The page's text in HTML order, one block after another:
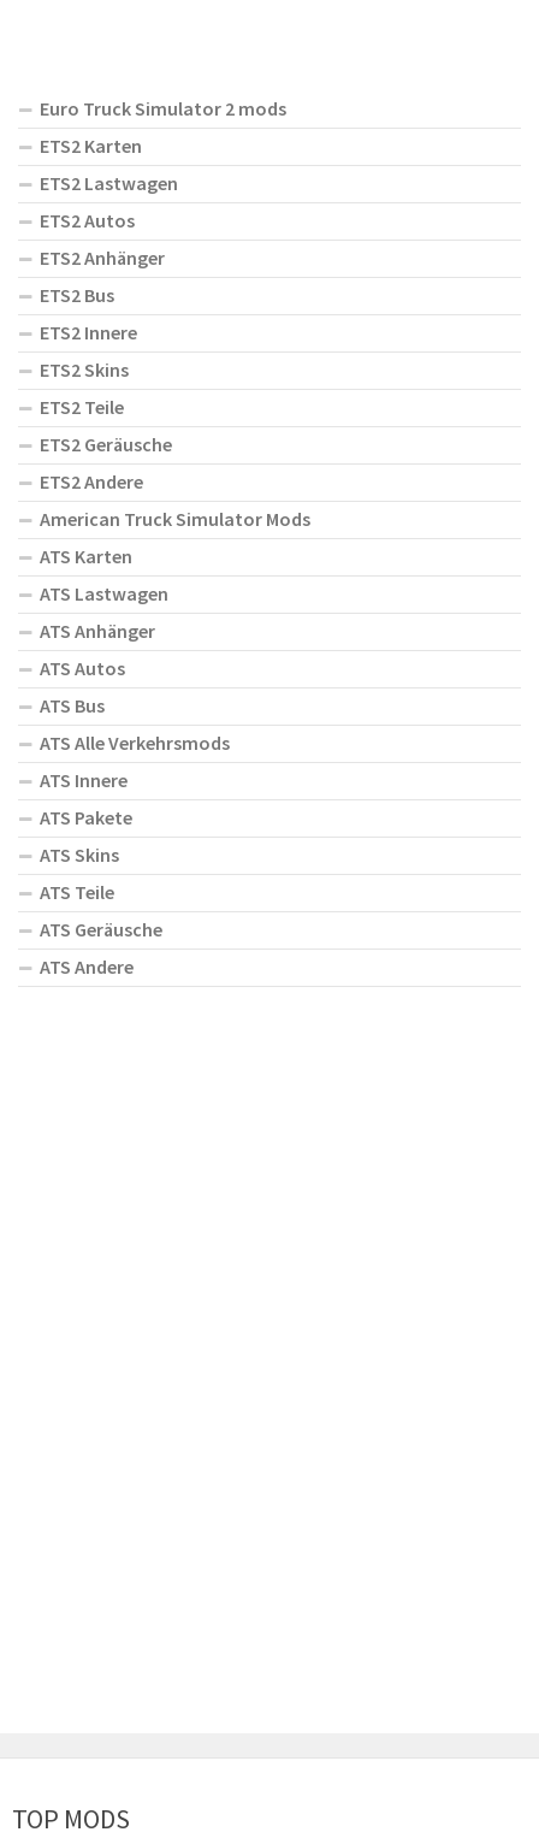
Euro Truck Simulator 2 mods
ETS2 Karten
ETS2 Lastwagen
ETS2 Autos
ETS2 Anhänger
ETS2 Bus
ETS2 Innere
ETS2 Skins
ETS2 Teile
ETS2 Geräusche
ETS2 Andere
American Truck Simulator Mods
ATS Karten
ATS Lastwagen
ATS Anhänger
ATS Autos
ATS Bus
ATS Alle Verkehrsmods
ATS Innere
ATS Pakete
ATS Skins
ATS Teile
ATS Geräusche
ATS Andere
TOP MODS